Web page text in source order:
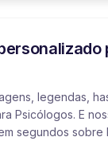
legendas,
Psicólogos. E
segundos sobre